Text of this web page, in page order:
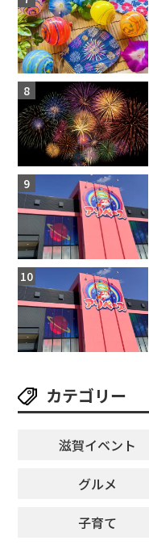
カテゴリー
滋賀イベント
グルメ
子育て